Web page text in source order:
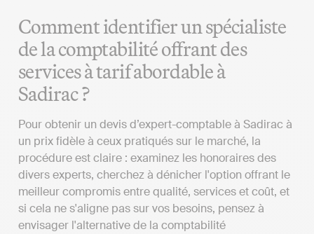
Comment identifier un spécialiste
de la comptabilité offrant des
services à tarif abordable à
Sadirac ?
Pour obtenir un devis d’expert-comptable à Sadirac à
un prix fidèle à ceux pratiqués sur le marché, la
procédure est claire : examinez les honoraires des
divers experts, cherchez à dénicher l'option offrant le
meilleur compromis entre qualité, services et coût, et
si cela ne s'aligne pas sur vos besoins, pensez à
envisager l'alternative de la comptabilité